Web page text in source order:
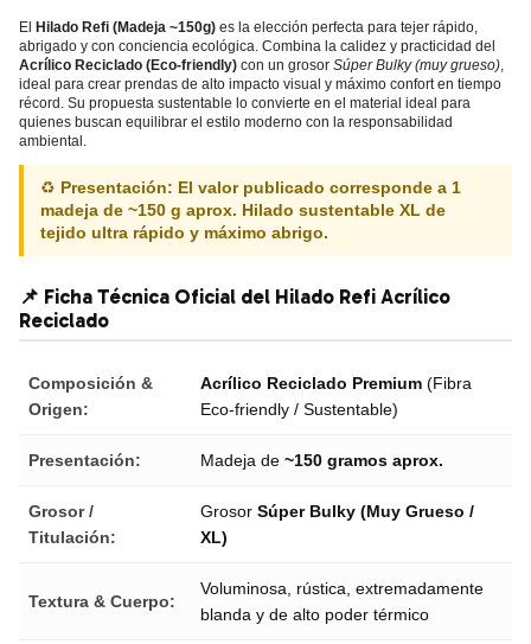
El Hilado Refi (Madeja ~150g) es la elección perfecta para tejer rápido,
abrigado y con conciencia ecológica. Combina la calidez y practicidad del
Acrílico Reciclado (Eco-friendly) con un grosor Súper Bulky (muy grueso),
ideal para crear prendas de alto impacto visual y máximo confort en tiempo
récord. Su propuesta sustentable lo convierte en el material ideal para
quienes buscan equilibrar el estilo moderno con la responsabilidad
ambiental.
♻️ Presentación: El valor publicado corresponde a 1
madeja de ~150 g aprox. Hilado sustentable XL de
tejido ultra rápido y máximo abrigo.
📌 Ficha Técnica Oficial del Hilado Refi Acrílico
Reciclado
Composición &
Origen:
Acrílico Reciclado Premium (Fibra
Eco-friendly / Sustentable)
Presentación: Madeja de ~150 gramos aprox.
Grosor /
Titulación:
Grosor Súper Bulky (Muy Grueso /
XL)
Textura & Cuerpo:
Voluminosa, rústica, extremadamente
blanda y de alto poder térmico